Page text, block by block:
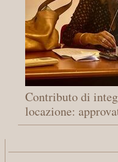
Contributo di
locazione: